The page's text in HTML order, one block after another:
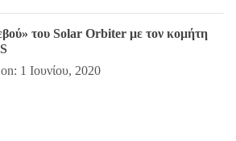
του Solar Orbiter με τον κομήτη
1 Ιουνίου, 2020